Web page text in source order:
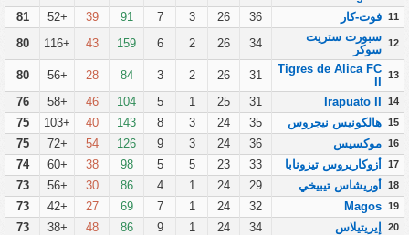
11 فوت-كار 36
26
3
7
91
39
+52
81
12 سبورت ستريت
سوكر
34
26
2
6
159
43
+116
80
13
Tigres de Alica FC
31
26
2
3
84
28
+56
80
14
Irapuato II
31
25
1
5
104
46
+58
76
15 هالكونيس نيجروس 35
24
3
8
143
40
+103
75
16 موكسيس 36
24
3
9
126
54
+72
75
17 أزوكاريروس تيزونابا 33
23
5
5
98
38
+60
74
18 أوريشاس تيبيخي 29
24
1
4
86
30
+56
73
19
Magos
32
24
1
7
69
27
+42
73
20 إيريتيلاس 34
24
1
9
86
48
+38
73